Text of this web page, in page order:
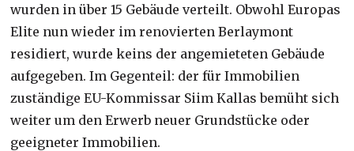
wurden in über 15 Gebäude verteilt. Obwohl Europas
Elite nun wieder im renovierten Berlaymont
residiert, wurde keins der angemieteten Gebäude
aufgegeben. Im Gegenteil: der für Immobilien
zuständige EU-Kommissar Siim Kallas bemüht sich
weiter um den Erwerb neuer Grundstücke oder
geeigneter Immobilien.